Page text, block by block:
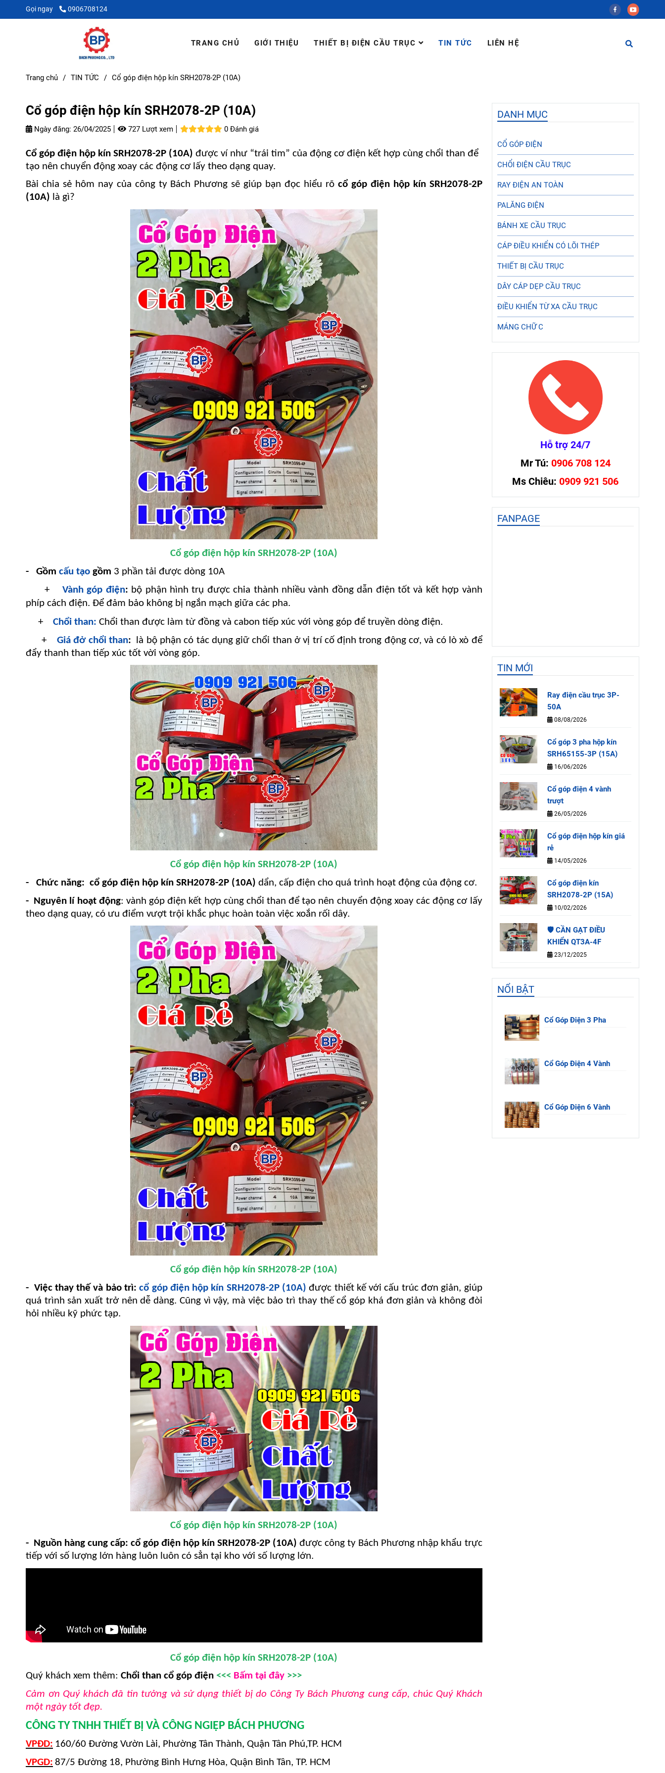
Gọi ngay 0906708124
TRANG CHỦ GIỚI THIỆU THIẾT BỊ ĐIỆN CẦU TRỤC TIN TỨC LIÊN HỆ
Trang chủ / TIN TỨC / Cổ góp điện hộp kín SRH2078-2P (10A)
Cổ góp điện hộp kín SRH2078-2P (10A)
Ngày đăng: 26/04/2025 727 Lượt xem 0 Đánh giá
Cổ góp điện hộp kín SRH2078-2P (10A) được ví như “trái tim” của động cơ điện kết hợp cùng chổi than để
tạo nên chuyển động xoay các động cơ lấy theo dạng quay.
Bài chia sẻ hôm nay của công ty Bách Phương sẽ giúp bạn đọc hiểu rõ cổ góp điện hộp kín SRH2078-2P
(10A) là gì?
Cổ góp điện hộp kín SRH2078-2P (10A)
- Gồm cấu tạo gồm 3 phần tải được dòng 10A
+ Vành góp điện: bộ phận hình trụ được chia thành nhiều vành đồng dẫn điện tốt và kết hợp vành
phíp cách điện. Để đảm bảo không bị ngắn mạch giữa các pha.
+ Chổi than: Chổi than được làm từ đồng và cabon tiếp xúc với vòng góp để truyền dòng điện.
+ Giá đở chổi than:
là bộ phận có tác dụng giữ chổi than ở vị trí cố định trong động cơ, và có lò xò để
đẩy thanh than tiếp xúc tốt vời vòng góp.
Cổ góp điện hộp kín SRH2078-2P (10A)
- Chức năng: cổ góp điện hộp kín SRH2078-2P (10A) dẩn, cấp điện cho quá trình hoạt động của động cơ.
- Nguyên lí hoạt động: vành góp điện kết hợp cùng chổi than để tạo nên chuyển động xoay các động cơ lấy
theo dạng quay, có ưu điểm vượt trội khắc phục hoàn toàn việc xoắn rối dây.
Cổ góp điện hộp kín SRH2078-2P (10A)
- Việc thay thế và bảo trì:cổ góp điện hộp kín SRH2078-2P (10A) được thiết kế với cấu trúc đơn giản, giúp
quá trình sản xuất trở nên dễ dàng. Cũng vì vậy, mà việc bảo trì thay thế cổ góp khá đơn giản và không đòi
hỏi nhiều kỹ phức tạp.
Cổ góp điện hộp kín SRH2078-2P (10A)
- Nguồn hàng cung cấp:cổ góp điện hộp kín SRH2078-2P (10A)được công ty Bách Phương nhập khẩu trực
tiếp với số lượng lớn hàng luôn luôn có sẳn tại kho với số lượng lớn.
Cổ góp điện hộp kín SRH2078-2P (10A)
Quý khách xem thêm: Chổi than cổ góp điện <<< Bấm tại đây >>>
Cảm ơn Quý khách đã tin tưởng và sử dụng thiết bị do Công Ty Bách Phương cung cấp, chúc Quý Khách
một ngày tốt đẹp.
CÔNG TY TNHH THIẾT BỊ VÀ CÔNG NGIỆP BÁCH PHƯƠNG
VPĐD: 160/60 Đường Vườn Lài, Phường Tân Thành, Quận Tân Phú,TP. HCM
VPGD: 87/5 Đường 18, Phường Bình Hưng Hòa, Quận Bình Tân, TP. HCM
DANH MỤC
CỔ GÓP ĐIỆN
CHỔI ĐIỆN CẦU TRỤC
RAY ĐIỆN AN TOÀN
PALĂNG ĐIỆN
BÁNH XE CẦU TRỤC
CÁP ĐIỀU KHIỂN CÓ LÕI THÉP
THIẾT BỊ CẦU TRỤC
DÂY CÁP DẸP CẦU TRỤC
ĐIỀU KHIỂN TỪ XA CẦU TRỤC
MÁNG CHỮ C
Hỗ trợ 24/7
Mr Tú: 0906 708 124
Ms Chiêu: 0909 921 506
FANPAGE
TIN MỚI
Ray điện cầu trục 3P-
50A
08/08/2026
Cổ góp 3 pha hộp kín
SRH65155-3P (15A)
16/06/2026
Cổ góp điện 4 vành
trượt
26/05/2026
Cổ góp điện hộp kín giá
rẻ
14/05/2026
Cổ góp điện kín
SRH2078-2P (15A)
10/02/2026
🛡️ CẦN GẠT ĐIỀU
KHIỂN QT3A-4F
23/12/2025
NỔI BẬT
Cổ Góp Điện 3 Pha
Cổ Góp Điện 4 Vành
Cổ Góp Điện 6 Vành